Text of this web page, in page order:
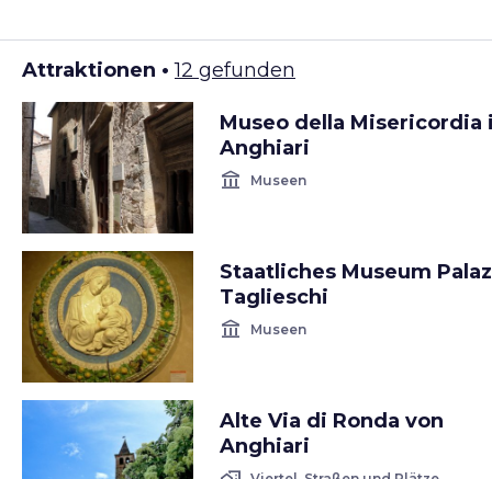
Attraktionen •12 gefunden
Museo della Misericordia
Anghiari
account_balance Museen
Staatliches Museum
Taglieschi
account_balance Museen
Alte Via di Ronda von
Anghiari